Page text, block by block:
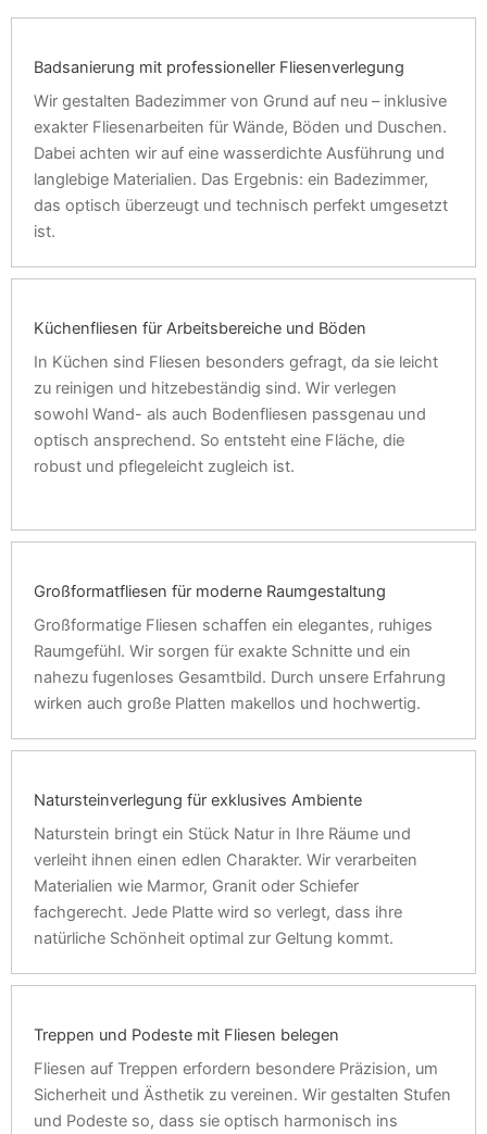
Badsanierung mit professioneller Fliesenverlegung
Wir gestalten Badezimmer von Grund auf neu – inklusive
exakter Fliesenarbeiten für Wände, Böden und Duschen.
Dabei achten wir auf eine wasserdichte Ausführung und
langlebige Materialien. Das Ergebnis: ein Badezimmer,
das optisch überzeugt und technisch perfekt umgesetzt
ist.
Küchenfliesen für Arbeitsbereiche und Böden
In Küchen sind Fliesen besonders gefragt, da sie leicht
zu reinigen und hitzebeständig sind. Wir verlegen
sowohl Wand- als auch Bodenfliesen passgenau und
optisch ansprechend. So entsteht eine Fläche, die
robust und pflegeleicht zugleich ist.
Großformatfliesen für moderne Raumgestaltung
Großformatige Fliesen schaffen ein elegantes, ruhiges
Raumgefühl. Wir sorgen für exakte Schnitte und ein
nahezu fugenloses Gesamtbild. Durch unsere Erfahrung
wirken auch große Platten makellos und hochwertig.
Natursteinverlegung für exklusives Ambiente
Naturstein bringt ein Stück Natur in Ihre Räume und
verleiht ihnen einen edlen Charakter. Wir verarbeiten
Materialien wie Marmor, Granit oder Schiefer
fachgerecht. Jede Platte wird so verlegt, dass ihre
natürliche Schönheit optimal zur Geltung kommt.
Treppen und Podeste mit Fliesen belegen
Fliesen auf Treppen erfordern besondere Präzision, um
Sicherheit und Ästhetik zu vereinen. Wir gestalten Stufen
und Podeste so, dass sie optisch harmonisch ins